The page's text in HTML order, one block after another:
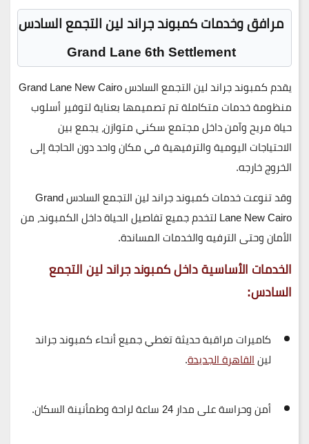
مرافق وخدمات كمبوندجراند لين التجمع السادس
Grand Lane 6th Settlement
يقدمكمبوند جراند لين التجمع السادسGrand Lane New Cairo
منظومة خدمات متكاملة تم تصميمها بعناية لتوفير أسلوب
حياة مريح وآمن داخل مجتمع سكني متوازن، يجمع بين
الاحتياجات اليومية والترفيهية في مكان واحد دون الحاجة إلى
الخروج خارجه.
وقد تنوعت خدماتكمبوند جراند لين التجمع السادسGrand
Lane New Cairo لتخدم جميع تفاصيل الحياة داخل الكمبوند، من
الأمان وحتى الترفيه والخدمات المساندة.
الخدمات الأساسية داخل كمبوند جراند لين التجمع
السادس:
كاميرات مراقبة حديثة تغطي جميع أنحاءكمبوند جراند
لينالقاهرة الجديدة.
أمن وحراسة على مدار 24 ساعة لراحة وطمأنينة السكان.